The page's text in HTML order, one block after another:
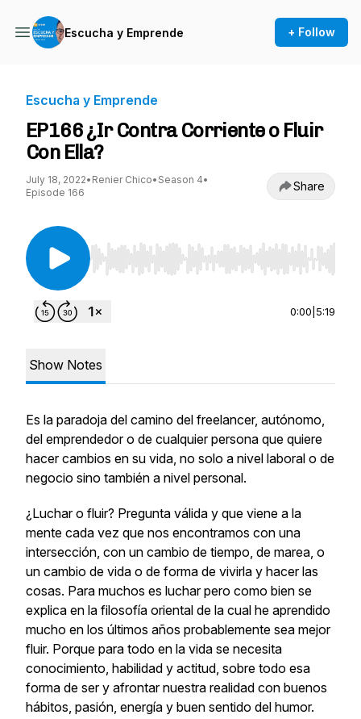
Escucha y Emprende + Follow
Escucha y Emprende
EP166 ¿Ir Contra Corriente o Fluir
Con Ella?
July 18, 2022• Renier Chico• Season 4•
Episode 166
Share
Use Left/Right to seek, Home/End to jump to
0:00 5:19
Show Notes
Es la paradoja del camino del freelancer, autónomo,
del emprendedor o de cualquier persona que quiere
hacer cambios en su vida, no solo a nivel laboral o de
negocio sino también a nivel personal.
¿Luchar o fluir? Pregunta válida y que viene a la
mente cada vez que nos encontramos con una
intersección, con un cambio de tiempo, de marea, o
un cambio de vida o de forma de vivirla y hacer las
cosas. Para muchos es luchar pero como bien se
explica en la filosofía oriental de la cual he aprendido
mucho en los últimos años probablemente sea mejor
fluir. Porque para todo en la vida se necesita
conocimiento, habilidad y actitud, sobre todo esa
forma de ser y afrontar nuestra realidad con buenos
hábitos, pasión, energía y buen sentido del humor.